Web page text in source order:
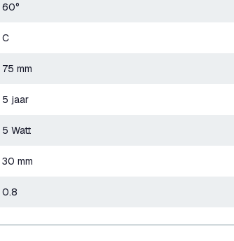
60°
C
75 mm
5 jaar
5 Watt
30 mm
0.8